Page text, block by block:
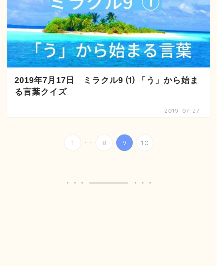
2019年7月17日 ミラクル9 ⑴ 「う」から始ま
る言葉クイズ
2019-07-27
1 ... 8 9 10